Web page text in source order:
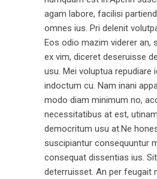
agam labore, facilisi
omnes ius. Pri delenit
Eos odio mazim viderer an,
ex vim, diceret deseruisse
usu. Mei voluptua repudiare
indoctum cu. Nam inani
modo diam minimum no,
necessitatibus at est,
democritum usu at.Ne
suscipiantur consequuntur
consequat dissentias ius.
deterruisset. An per feugait